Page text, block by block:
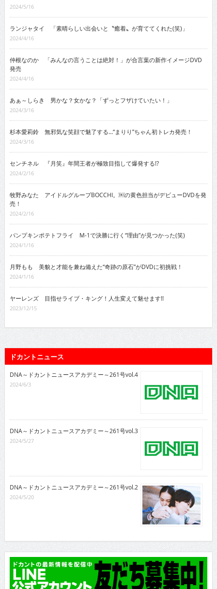
2024/5/16
ランジャタイ 「素晴らしい出会いと〝癒着〟が育ててくれた(笑)」
2024/4/16
仲根なのか 「みんなの言うことは絶対！」が合言葉の新作イメージDVD
発売
2024/4/16
あぁ～しらき 男かな？女かな？「ずっとフザけていたい！」
2024/3/16
杉本愛莉鈴 無邪気な笑顔で魅了する…“まりり”ちゃん初トレカ発売！
2024/3/16
センチネル 『月笑』年間王者が極致目指して爆発する!?
2024/2/16
牧野みなた アイドルグループBOCCHI。￼の黄色担当がデビューDVDを発
売！
2024/2/16
パンプキンポテトフライ M-1で決勝に行く“理由”が見つかった(笑)
2024/1/16
月野もも 美貌と才能を兼ね備えた“奇跡の原石”がDVDに初挑戦！
2024/1/16
ヤーレンズ 目指せライブ・キング！人生変えて魅せます!!
2023/12/15
ドカントニュース
DNA～ドカントニュースアカデミー～261号vol.4
2024/6/3
DNA～ドカントニュースアカデミー～261号vol.3
2024/5/27
DNA～ドカントニュースアカデミー～261号vol.2
2024/5/20